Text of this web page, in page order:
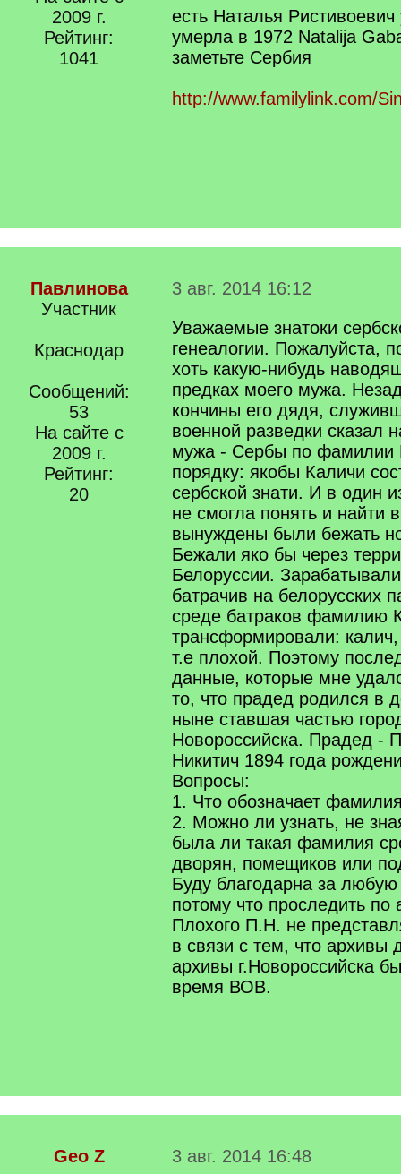
2009 г.
Рейтинг:
1041
есть Наталья
умерла в 1972 Natalija
заметьте Сербия
http://www.familylink.com/
Павлинова
Участник
Краснодар
Сообщений:
53
На сайте с
2009 г.
Рейтинг:
20
3 авг. 2014 16:12
Уважаемые знатоки
генеалогии. Пожалуйста,
хоть какую-нибудь
предках моего мужа.
кончины его дядя,
военной разведки сказал
мужа - Сербы по фамилии
порядку: якобы Каличи
сербской знати. И в один
не смогла понять и найти
вынуждены были бежать
Бежали яко бы через
Белоруссии.
батрачив на белорусских
среде батраков фамилию
трансформировали:
т.е плохой. Поэтому
данные, которые мне
то, что прадед родился в
ныне ставшая частью
Новороссийска. Прадед -
Никитич 1894 года
Вопросы:
1. Что обозначает
2. Можно ли узнать, не
была ли такая фамилия
дворян, помещиков или
Буду благодарна за
потому что проследить по
Плохого П.Н. не
в связи с тем, что архивы
архивы г.Новороссийска
время ВОВ.
Geo Z
3 авг. 2014 16:48